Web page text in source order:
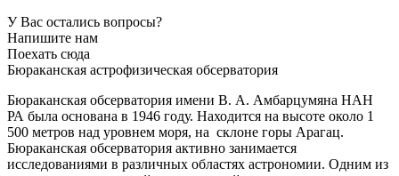
У Вас остались вопросы?
Напишите нам
Поехать сюда
Бюраканская астрофизическая обсерватория
Бюраканская обсерватория имени В. А. Амбарцумяна НАН
РА была основана в 1946 году. Находится на высоте около 1
500 метров над уровнем моря, на склоне горы Арагац.
Бюраканская обсерватория активно занимается
исследованиями в различных областях астрономии. Одним из